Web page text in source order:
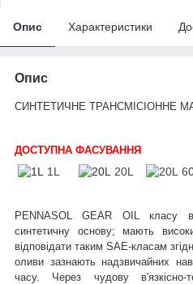
Опис Характеристики
Опис
СИНТЕТИЧНЕ ТРАНСМІСІОННЕ
ДОСТУПНА ФАСУВАННЯ
1L 20L
PENNASOL GEAR OIL класу
синтетичну основу; мають
відповідати таким SAE-класам
оливи зазнають надзвичайних
часу. Через чудову в'язкісно-